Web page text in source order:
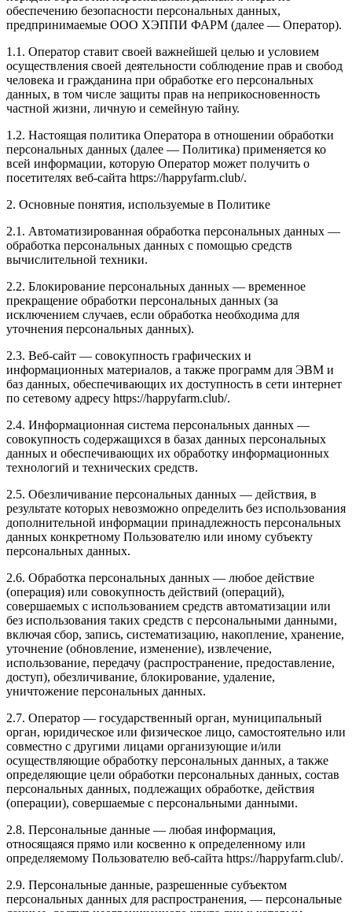
обеспечению безопасности персональных данных,
предпринимаемые ООО ХЭППИ ФАРМ (далее — Оператор).
1.1. Оператор ставит своей важнейшей целью и условием
осуществления своей деятельности соблюдение прав и свобод
человека и гражданина при обработке его персональных
данных, в том числе защиты прав на неприкосновенность
частной жизни, личную и семейную тайну.
1.2. Настоящая политика Оператора в отношении обработки
персональных данных (далее — Политика) применяется ко
всей информации, которую Оператор может получить о
посетителях веб-сайта https://happyfarm.club/.
2. Основные понятия, используемые в Политике
2.1. Автоматизированная обработка персональных данных —
обработка персональных данных с помощью средств
вычислительной техники.
2.2. Блокирование персональных данных — временное
прекращение обработки персональных данных (за
исключением случаев, если обработка необходима для
уточнения персональных данных).
2.3. Веб-сайт — совокупность графических и
информационных материалов, а также программ для ЭВМ и
баз данных, обеспечивающих их доступность в сети интернет
по сетевому адресу https://happyfarm.club/.
2.4. Информационная система персональных данных —
совокупность содержащихся в базах данных персональных
данных и обеспечивающих их обработку информационных
технологий и технических средств.
2.5. Обезличивание персональных данных — действия, в
результате которых невозможно определить без использования
дополнительной информации принадлежность персональных
данных конкретному Пользователю или иному субъекту
персональных данных.
2.6. Обработка персональных данных — любое действие
(операция) или совокупность действий (операций),
совершаемых с использованием средств автоматизации или
без использования таких средств с персональными данными,
включая сбор, запись, систематизацию, накопление, хранение,
уточнение (обновление, изменение), извлечение,
использование, передачу (распространение, предоставление,
доступ), обезличивание, блокирование, удаление,
уничтожение персональных данных.
2.7. Оператор — государственный орган, муниципальный
орган, юридическое или физическое лицо, самостоятельно или
совместно с другими лицами организующие и/или
осуществляющие обработку персональных данных, а также
определяющие цели обработки персональных данных, состав
персональных данных, подлежащих обработке, действия
(операции), совершаемые с персональными данными.
2.8. Персональные данные — любая информация,
относящаяся прямо или косвенно к определенному или
определяемому Пользователю веб-сайта https://happyfarm.club/.
2.9. Персональные данные, разрешенные субъектом
персональных данных для распространения, — персональные